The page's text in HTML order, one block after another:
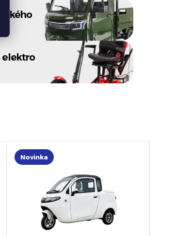
elektro
Novinka